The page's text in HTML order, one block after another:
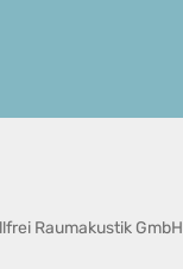
Raumakustik GmbH